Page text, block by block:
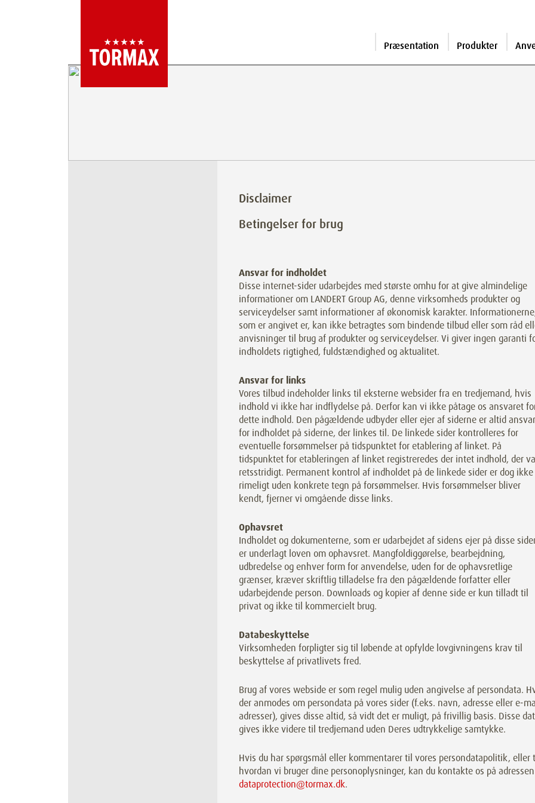
Præsentation Produkter
Disclaimer
Betingelser for brug
Ansvar for indholdet
Disse internet-sider udarbejdes med største omhu for at give almindelige
informationer om LANDERT Group AG, denne virksomheds produkter og
serviceydelser samt informationer af økonomisk karakter.
som er angivet er, kan ikke betragtes som bindende tilbud eller som råd
anvisninger til brug af produkter og serviceydelser. Vi giver ingen garanti
indholdets rigtighed, fuldstændighed og aktualitet.
Ansvar for links
Vores tilbud indeholder links til eksterne websider fra en tredjemand, hvis
indhold vi ikke har indflydelse på. Derfor kan vi ikke påtage os ansvaret
dette indhold. Den pågældende udbyder eller ejer af siderne er altid
for indholdet på siderne, der linkes til. De linkede sider kontrolleres for
eventuelle forsømmelser på tidspunktet for etablering af linket. På
tidspunktet for etableringen af linket registreredes der intet indhold, der
retsstridigt. Permanent kontrol af indholdet på de linkede sider er dog ikke
rimeligt uden konkrete tegn på forsømmelser. Hvis forsømmelser bliver
kendt, fjerner vi omgående disse links.
Ophavsret
Indholdet og dokumenterne, som er udarbejdet af sidens ejer på disse
er underlagt loven om ophavsret. Mangfoldiggørelse, bearbejdning,
udbredelse og enhver form for anvendelse, uden for de ophavsretlige
grænser, kræver skriftlig tilladelse fra den pågældende forfatter eller
udarbejdende person. Downloads og kopier af denne side er kun tilladt til
privat og ikke til kommercielt brug.
Databeskyttelse
Virksomheden forpligter sig til løbende at opfylde lovgivningens krav til
beskyttelse af privatlivets fred.
Brug af vores webside er som regel mulig uden angivelse af persondata.
der anmodes om persondata på vores sider (f.eks. navn, adresse eller e-
adresser), gives disse altid, så vidt det er muligt, på frivillig basis. Disse
gives ikke videre til tredjemand uden Deres udtrykkelige samtykke.
Hvis du har spørgsmål eller kommentarer til vores persondatapolitik, eller
hvordan vi bruger dine personoplysninger, kan du kontakte os på adressen
dataprotection@tormax.dk.